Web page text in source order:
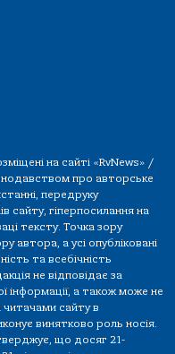
на сайті «RvNews» /
про авторське
передруку
сайту, гіперпосилання на
тексту. Точка зору
автора, а усі опубліковані
та всебічність
не відповідає за
інформації, а також може не
читачами сайту в
винятково роль носія.
що досяг 21-